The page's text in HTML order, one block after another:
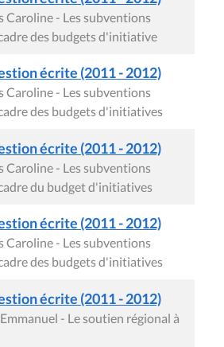
Caroline - Les subventions
des budgets d'initiative
écrite (2011 - 2012)
Caroline - Les subventions
des budgets d'initiatives
écrite (2011 - 2012)
Caroline - Les subventions
du budget d'initiatives
écrite (2011 - 2012)
Caroline - Les subventions
des budgets d'initiatives
écrite (2011 - 2012)
- Le soutien régional à